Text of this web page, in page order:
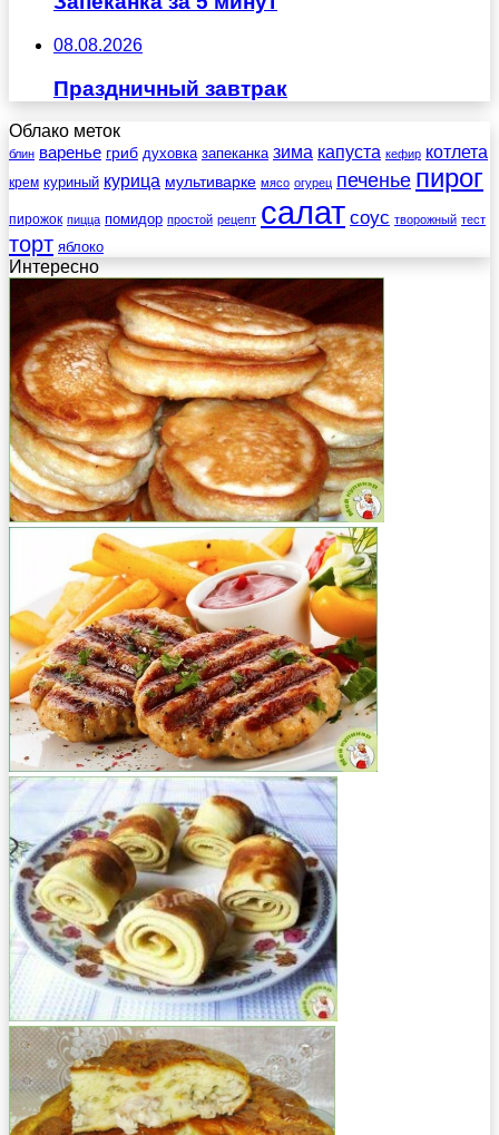
08.08.2026
Праздничный завтрак
Облако меток
блин варенье гриб духовка запеканка зима капуста кефир котлета
крем куриный курица мультиварке мясо огурец печенье пирог
пирожок пицца помидор простой рецепт салат соус творожный тест
торт яблоко
Интересно